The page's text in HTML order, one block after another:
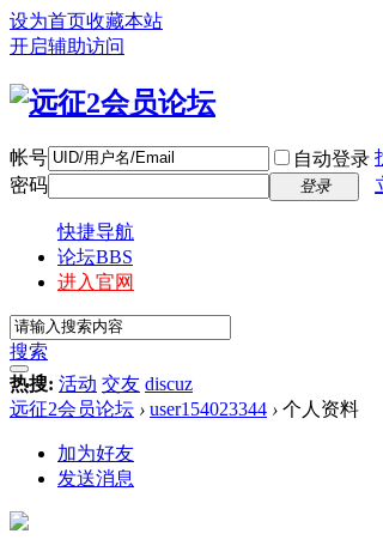
设为首页收藏本站
开启辅助访问
帐号 自动登录
密码
登录
快捷导航
论坛BBS
进入官网
搜索
热搜: 活动 交友 discuz
远征2会员论坛 › user154023344 › 个人资料
加为好友
发送消息